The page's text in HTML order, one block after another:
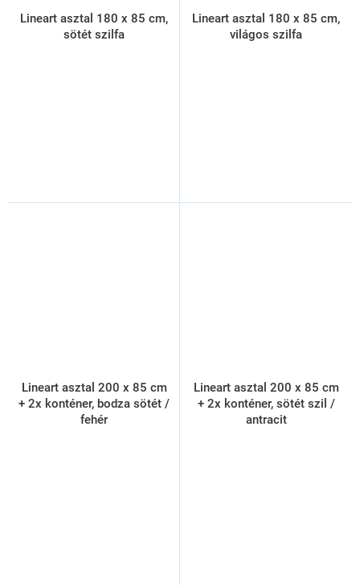
Lineart asztal 180 x 85 cm,
sötét szilfa
Lineart asztal 180 x 85 cm,
világos szilfa
Lineart asztal 200 x 85 cm
+ 2x konténer, bodza sötét /
fehér
Lineart asztal 200 x 85 cm
+ 2x konténer, sötét szil /
antracit